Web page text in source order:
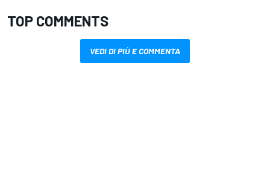
TOP COMMENTS
VEDI DI PIÙ E COMMENTA